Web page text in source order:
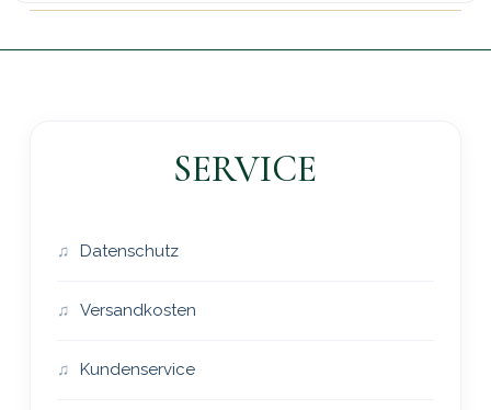
SERVICE
Datenschutz
Versandkosten
Kundenservice